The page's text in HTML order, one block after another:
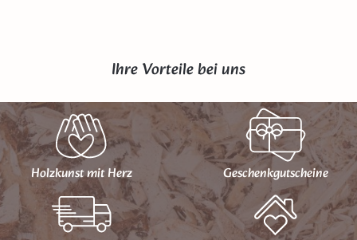
Ihre Vorteile bei uns
Holzkunst mit Herz Geschenk­gutscheine